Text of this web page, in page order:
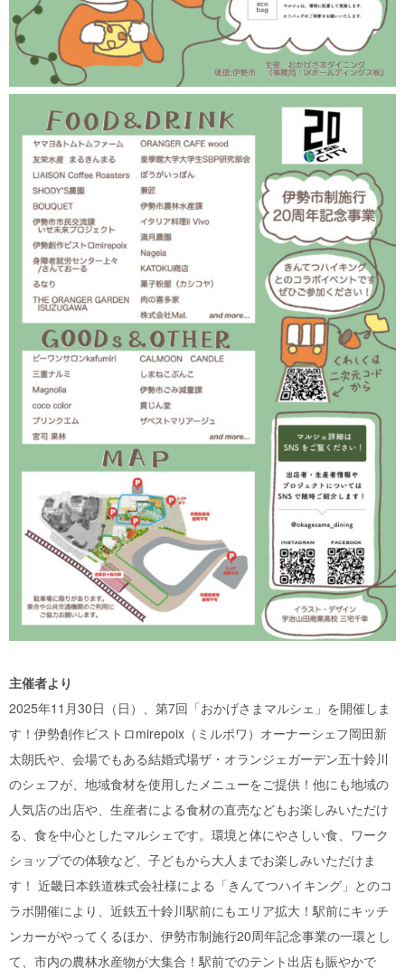
主催者より
2025年11月30日（日）、第7回「おかげさまマルシェ」を開催しま
す！伊勢創作ビストロmirepoix（ミルポワ）オーナーシェフ岡田新
太朗氏や、会場でもある結婚式場ザ・オランジェガーデン五十鈴川
のシェフが、地域食材を使用したメニューをご提供！他にも地域の
人気店の出店や、生産者による食材の直売などもお楽しみいただけ
る、食を中心としたマルシェです。環境と体にやさしい食、ワーク
ショップでの体験など、子どもから大人までお楽しみいただけま
す！ 近畿日本鉄道株式会社様による「きんてつハイキング」とのコ
ラボ開催により、近鉄五十鈴川駅前にもエリア拡大！駅前にキッチ
ンカーがやってくるほか、伊勢市制施行20周年記念事業の一環とし
て、市内の農林水産物が大集合！駅前でのテント出店も賑やかで